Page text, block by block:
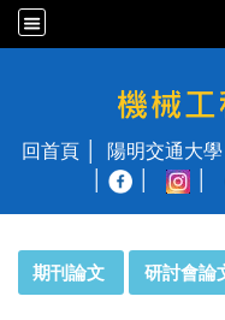
國立陽明
回首頁 陽明交通大學
期刊論文 研討會論